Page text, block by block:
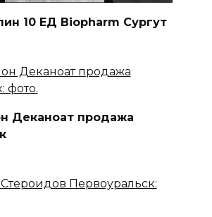
10 ЕД Biopharm Сургут
Деканоат продажа